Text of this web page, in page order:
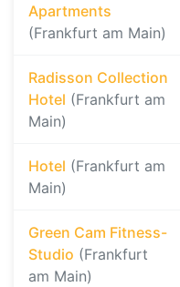
Apartments
(Frankfurt am Main)
Radisson Collection
Hotel (Frankfurt am
Main)
Hotel (Frankfurt am
Main)
Green Cam Fitness-
Studio (Frankfurt
am Main)